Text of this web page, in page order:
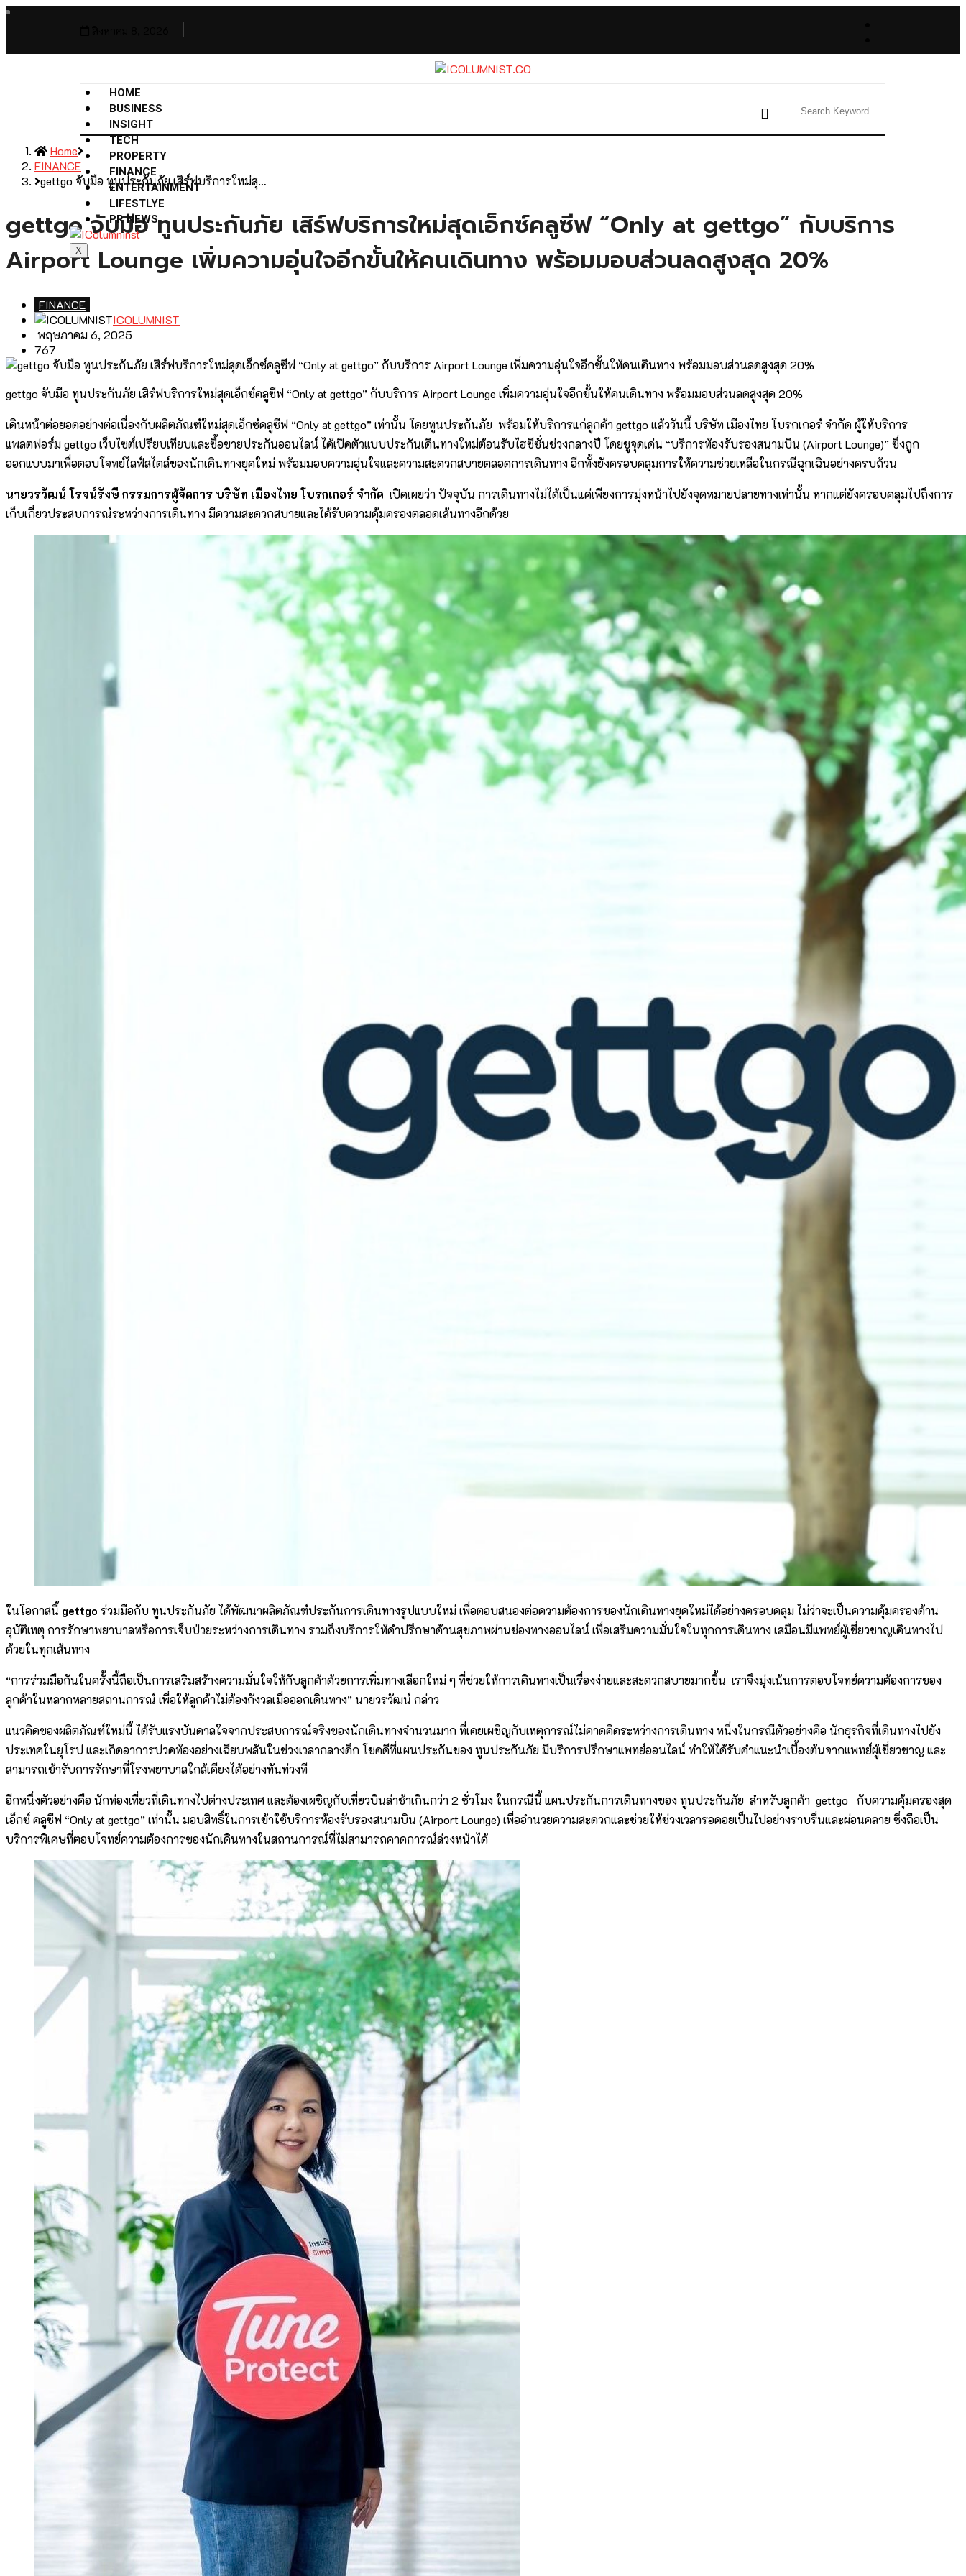
HOME
BUSINESS
INSIGHT
TECH
PROPERTY
FINANCE
ENTERTAINMENT
LIFESTLYE
PR NEWS
X
Home
FINANCE
gettgo จับมือ ทูนประกันภัย เสิร์ฟบริการใหม่สุ…
gettgo จับมือ ทูนประกันภัย เสิร์ฟบริการใหม่สุดเอ็กซ์คลูซีฟ “Only at gettgo” กับบริการ
Airport Lounge เพิ่มความอุ่นใจอีกขั้นให้คนเดินทาง พร้อมมอบส่วนลดสูงสุด 20%
FINANCE
ICOLUMNIST
พฤษภาคม 6, 2025
767
gettgo จับมือ ทูนประกันภัย เสิร์ฟบริการใหม่สุดเอ็กซ์คลูซีฟ “Only at gettgo” กับบริการ Airport Lounge เพิ่มความอุ่นใจอีกขั้นให้คนเดินทาง พร้อมมอบส่วนลดสูงสุด 20%
เดินหน้าต่อยอดอย่างต่อเนื่องกับผลิตภัณฑ์ใหม่สุดเอ็กซ์คลูซีฟ “Only at gettgo” เท่านั้น โดยทูนประกันภัย พร้อมให้บริการแก่ลูกค้า gettgo แล้ววันนี้ บริษัท เมืองไทย โบรกเกอร์ จำกัด ผู้ให้บริการ
แพลตฟอร์ม gettgo เว็บไซต์เปรียบเทียบและซื้อขายประกันออนไลน์ ได้เปิดตัวแบบประกันเดินทางใหม่ต้อนรับไฮซีซั่นช่วงกลางปี โดยชูจุดเด่น “บริการห้องรับรองสนามบิน (Airport Lounge)” ซึ่งถูก
ออกแบบมาเพื่อตอบโจทย์ไลฟ์สไตล์ของนักเดินทางยุคใหม่ พร้อมมอบความอุ่นใจและความสะดวกสบายตลอดการเดินทาง อีกทั้งยังครอบคลุมการให้ความช่วยเหลือในกรณีฉุกเฉินอย่างครบถ้วน
นายวรวัฒน์ โรจน์รังษี กรรมการผู้จัดการ บริษัท เมืองไทย โบรกเกอร์ จำกัด เปิดเผยว่า ปัจจุบัน การเดินทางไม่ได้เป็นแค่เพียงการมุ่งหน้าไปยังจุดหมายปลายทางเท่านั้น หากแต่ยังครอบคลุมไปถึงการ
เก็บเกี่ยวประสบการณ์ระหว่างการเดินทาง มีความสะดวกสบายและได้รับความคุ้มครองตลอดเส้นทางอีกด้วย
ในโอกาสนี้ gettgo ร่วมมือกับ ทูนประกันภัย ได้พัฒนาผลิตภัณฑ์ประกันการเดินทางรูปแบบใหม่ เพื่อตอบสนองต่อความต้องการของนักเดินทางยุคใหม่ได้อย่างครอบคลุม ไม่ว่าจะเป็นความคุ้มครองด้าน
อุบัติเหตุ การรักษาพยาบาลหรือการเจ็บป่วยระหว่างการเดินทาง รวมถึงบริการให้คำปรึกษาด้านสุขภาพผ่านช่องทางออนไลน์ เพื่อเสริมความมั่นใจในทุกการเดินทาง เสมือนมีแพทย์ผู้เชี่ยวชาญเดินทางไป
ด้วยในทุกเส้นทาง
“การร่วมมือกันในครั้งนี้ถือเป็นการเสริมสร้างความมั่นใจให้กับลูกค้าด้วยการเพิ่มทางเลือกใหม่ ๆ ที่ช่วยให้การเดินทางเป็นเรื่องง่ายและสะดวกสบายมากขึ้น เราจึงมุ่งเน้นการตอบโจทย์ความต้องการของ
ลูกค้าในหลากหลายสถานการณ์ เพื่อให้ลูกค้าไม่ต้องกังวลเมื่อออกเดินทาง” นายวรวัฒน์ กล่าว
แนวคิดของผลิตภัณฑ์ใหม่นี้ ได้รับแรงบันดาลใจจากประสบการณ์จริงของนักเดินทางจำนวนมาก ที่เคยเผชิญกับเหตุการณ์ไม่คาดคิดระหว่างการเดินทาง หนึ่งในกรณีตัวอย่างคือ นักธุรกิจที่เดินทางไปยัง
ประเทศในยุโรป และเกิดอาการปวดท้องอย่างเฉียบพลันในช่วงเวลากลางดึก โชคดีที่แผนประกันของ ทูนประกันภัย มีบริการปรึกษาแพทย์ออนไลน์ ทำให้ได้รับคำแนะนำเบื้องต้นจากแพทย์ผู้เชี่ยวชาญ และ
สามารถเข้ารับการรักษาที่โรงพยาบาลใกล้เคียงได้อย่างทันท่วงที
อีกหนึ่งตัวอย่างคือ นักท่องเที่ยวที่เดินทางไปต่างประเทศ และต้องเผชิญกับเที่ยวบินล่าช้าเกินกว่า 2 ชั่วโมง ในกรณีนี้ แผนประกันการเดินทางของ ทูนประกันภัย สำหรับลูกค้า gettgo กับความคุ้มครองสุด
เอ็กซ์ คลูซีฟ “Only at gettgo” เท่านั้น มอบสิทธิ์ในการเข้าใช้บริการห้องรับรองสนามบิน (Airport Lounge) เพื่ออำนวยความสะดวกและช่วยให้ช่วงเวลารอคอยเป็นไปอย่างราบรื่นและผ่อนคลาย ซึ่งถือเป็น
บริการพิเศษที่ตอบโจทย์ความต้องการของนักเดินทางในสถานการณ์ที่ไม่สามารถคาดการณ์ล่วงหน้าได้